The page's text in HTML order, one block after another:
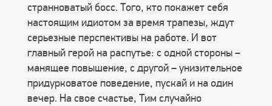
странноватый босс. Того, кто покажет себя
настоящим идиотом за время трапезы, ждут
серьезные перспективы на работе. И вот
главный герой на распутье: с одной стороны –
манящее повышение, с другой – унизительное
придурковатое поведение, пускай и на один
вечер. На свое счастье, Тим случайно